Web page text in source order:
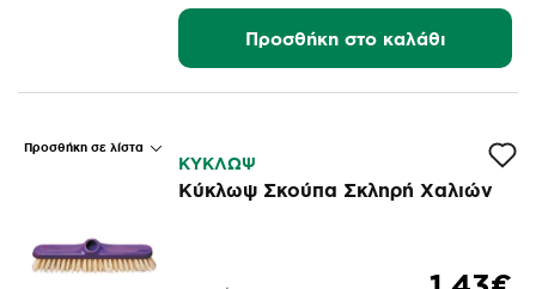
Προσθήκη στο καλάθι
Προσθήκη σε λίστα
ΚΥΚΛΩΨ
Κύκλωψ Σκούπα Σκληρή Χαλιών